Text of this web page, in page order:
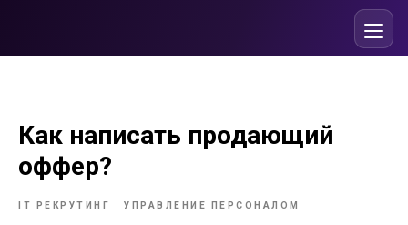
Как написать продающий
оффер?
IT РЕКРУТИНГ УПРАВЛЕНИЕ ПЕРСОНАЛОМ